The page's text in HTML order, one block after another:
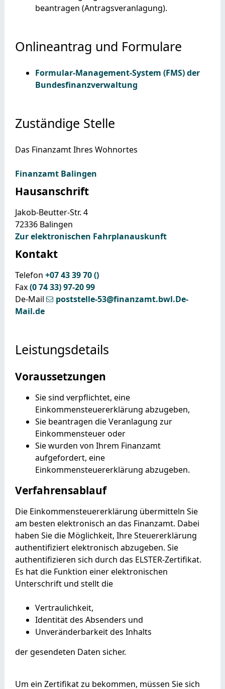
beantragen (Antragsveranlagung).
Onlineantrag und Formulare
Formular-Management-System (FMS) der
Bundesfinanzverwaltung
Zuständige Stelle
Das Finanzamt Ihres Wohnortes
Finanzamt Balingen
Hausanschrift
Jakob-Beutter-Str. 4
72336 Balingen
Zur elektronischen Fahrplanauskunft
Kontakt
Telefon +07433970 ()
Fax(07433) 97-2099
De-Mail
poststelle-53@finanzamt.bwl.De-
Mail.de
Leistungsdetails
Voraussetzungen
Sie sind verpflichtet, eine
Einkommensteuererklärung abzugeben,
Sie beantragen die Veranlagung zur
Einkommensteuer oder
Sie wurden von Ihrem Finanzamt
aufgefordert, eine
Einkommensteuererklärung abzugeben.
Verfahrensablauf
Die Einkommensteuererklärung übermitteln Sie
am besten elektronisch an das Finanzamt. Dabei
haben Sie die Möglichkeit, Ihre Steuererklärung
authentifiziert elektronisch abzugeben. Sie
authentifizieren sich durch das ELSTER-Zertifikat.
Es hat die Funktion einer elektronischen
Unterschrift und stellt die
Vertraulichkeit,
Identität des Absenders und
Unveränderbarkeit des Inhalts
der gesendeten Daten sicher.
Um ein Zertifikat zu bekommen, müssen Sie sich